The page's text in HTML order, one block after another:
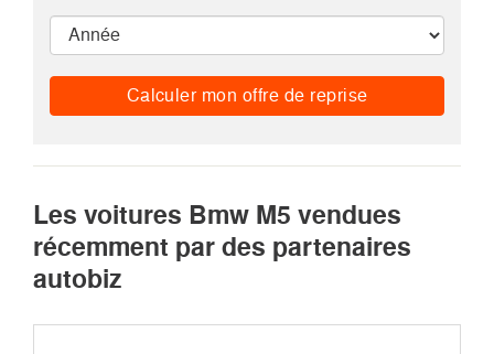
Calculer mon offre de reprise
Les voitures Bmw M5 vendues
récemment par des partenaires
autobiz